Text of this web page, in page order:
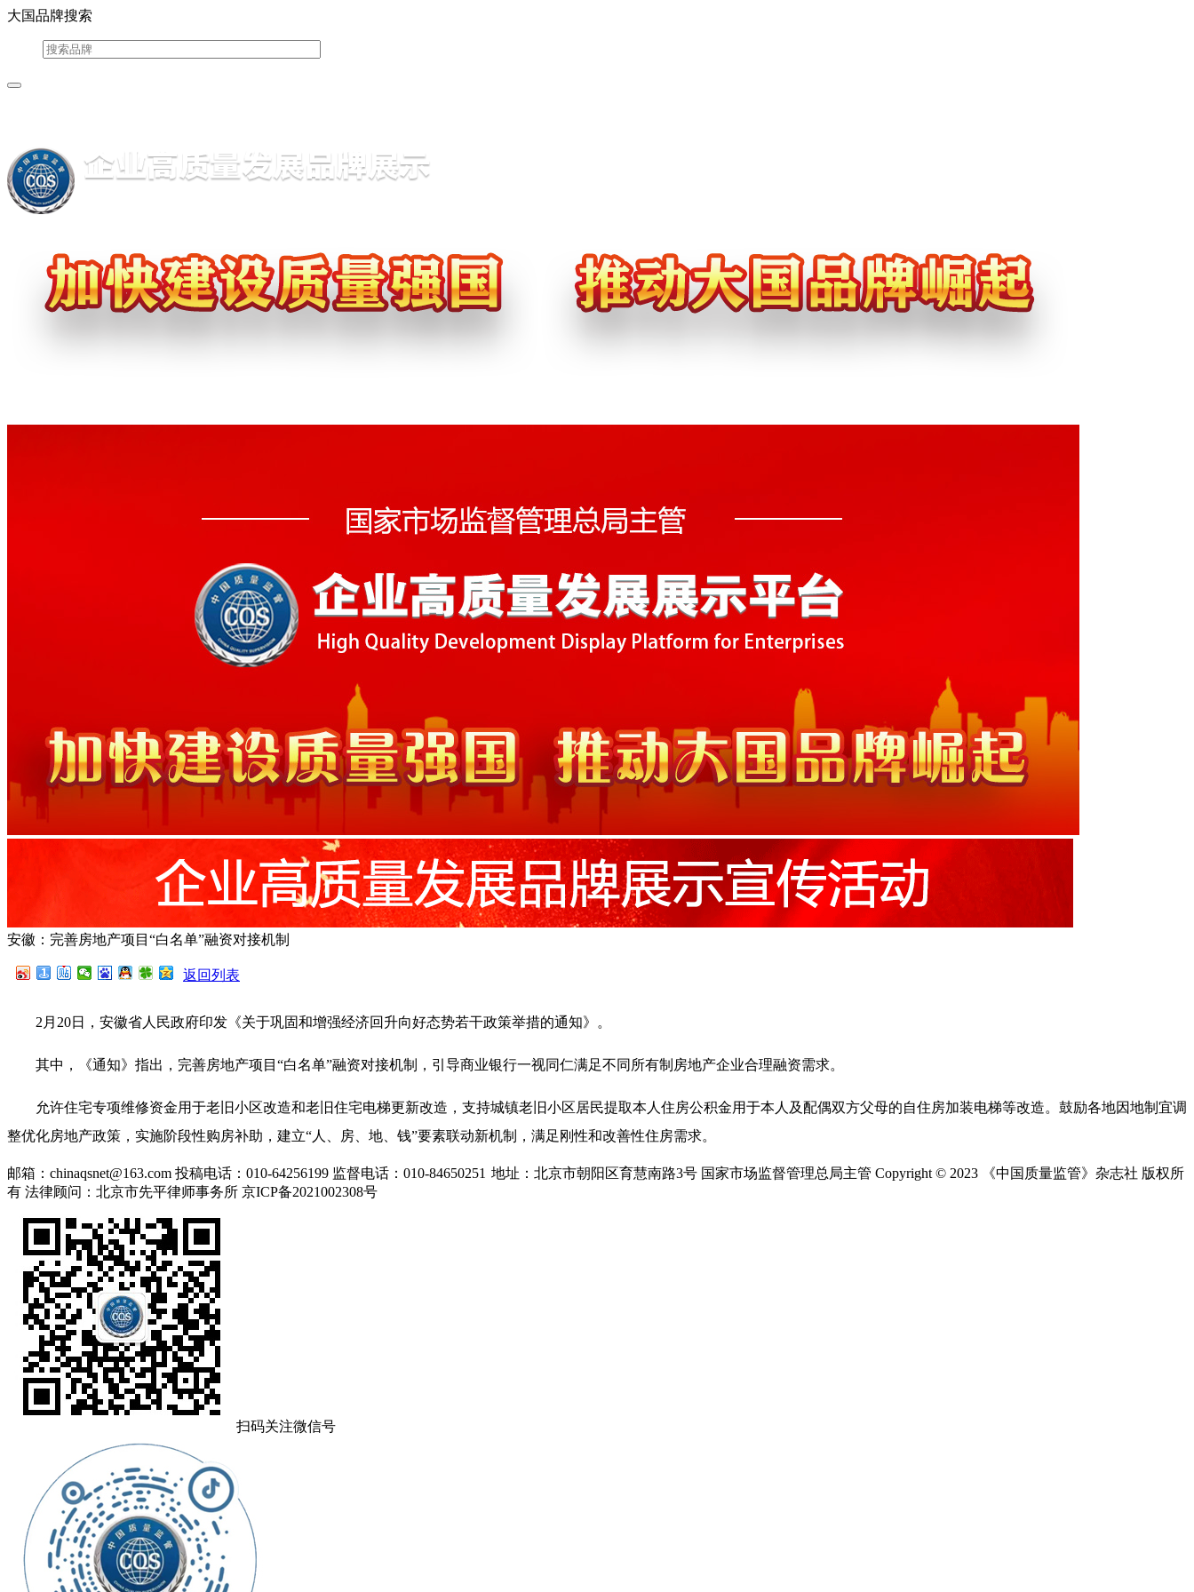
大国品牌搜索
安徽：完善房地产项目“白名单”融资对接机制
返回列表
2月20日，安徽省人民政府印发《关于巩固和增强经济回升向好态势若干政策举措的通知》。
其中，《通知》指出，完善房地产项目“白名单”融资对接机制，引导商业银行一视同仁满足不同所有制房地产企业合理融资需求。
允许住宅专项维修资金用于老旧小区改造和老旧住宅电梯更新改造，支持城镇老旧小区居民提取本人住房公积金用于本人及配偶双方父母的自住房加装电梯等改造。鼓励各地因地制宜调
整优化房地产政策，实施阶段性购房补助，建立“人、房、地、钱”要素联动新机制，满足刚性和改善性住房需求。
邮箱：chinaqsnet@163.com 投稿电话：010-64256199 监督电话：010-84650251 地址：北京市朝阳区育慧南路3号 国家市场监督管理总局主管 Copyright © 2023 《中国质量监管》杂志社 版权所
有 法律顾问：北京市先平律师事务所 京ICP备2021002308号
扫码关注微信号